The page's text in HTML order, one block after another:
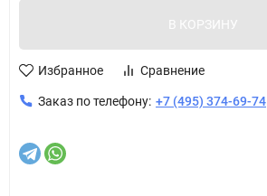
В КОРЗИНУ
Избранное Сравнение
Заказ по телефону: +7 (495) 374-69-74